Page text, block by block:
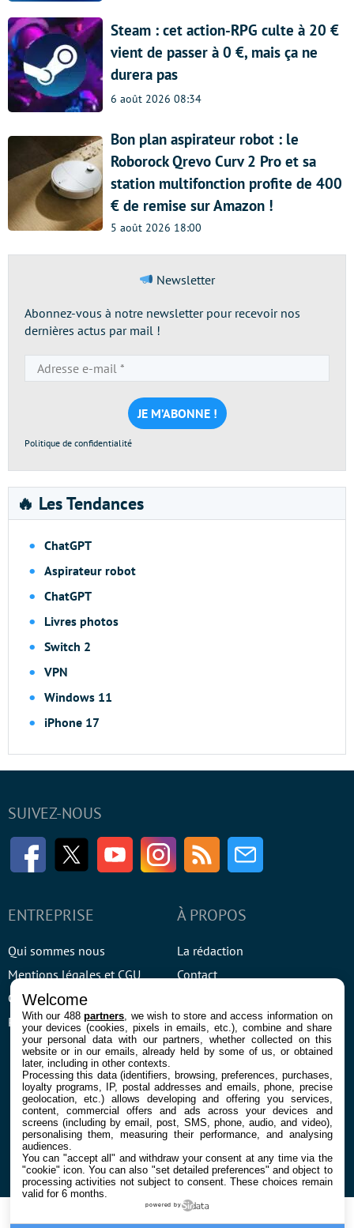
Steam : cet action-RPG culte à 20 €
vient de passer à 0 €, mais ça ne
durera pas
6 août 2026 08:34
Bon plan aspirateur robot : le
Roborock Qrevo Curv 2 Pro et sa
station multifonction profite de 400
€ de remise sur Amazon !
5 août 2026 18:00
Newsletter
Abonnez-vous à notre newsletter pour recevoir nos
dernières actus par mail !
e-
mail
*
Politique de confidentialité
🔥 Les Tendances
ChatGPT
Aspirateur robot
ChatGPT
Livres photos
Switch 2
VPN
Windows 11
iPhone 17
SUIVEZ-NOUS
FacebookTwitter Youtube InstagramRSS Newsletter
ENTREPRISE
Qui sommes nous
Mentions légales et CGU
Confidentialité et Cookies
Préférences cookies
À PROPOS
La rédaction
Contact
© 2026 Galaxie Media Tous droits réservés
Welcome
With our 488partners , we wish to store and access information on
your devices (cookies, pixels in emails, etc.), combine and share
your personal data with our partners, whether collected on this
website or in our emails, already held by some of us, or obtained
later, including in other contexts.
Processing this data (identifiers, browsing, preferences, purchases,
loyalty programs, IP, postal addresses and emails, phone, precise
geolocation, etc.) allows developing and offering you services,
content, commercial offers and ads across your devices and
screens (including by email, post, SMS, phone, audio, and video),
personalising them, measuring their performance, and analysing
audiences.
You can "accept all" and withdraw your consent at any time via the
"cookie" icon. You can also "set detailed preferences" and object to
processing activities not subject to consent. These choices remain
valid for 6 months.
powered by